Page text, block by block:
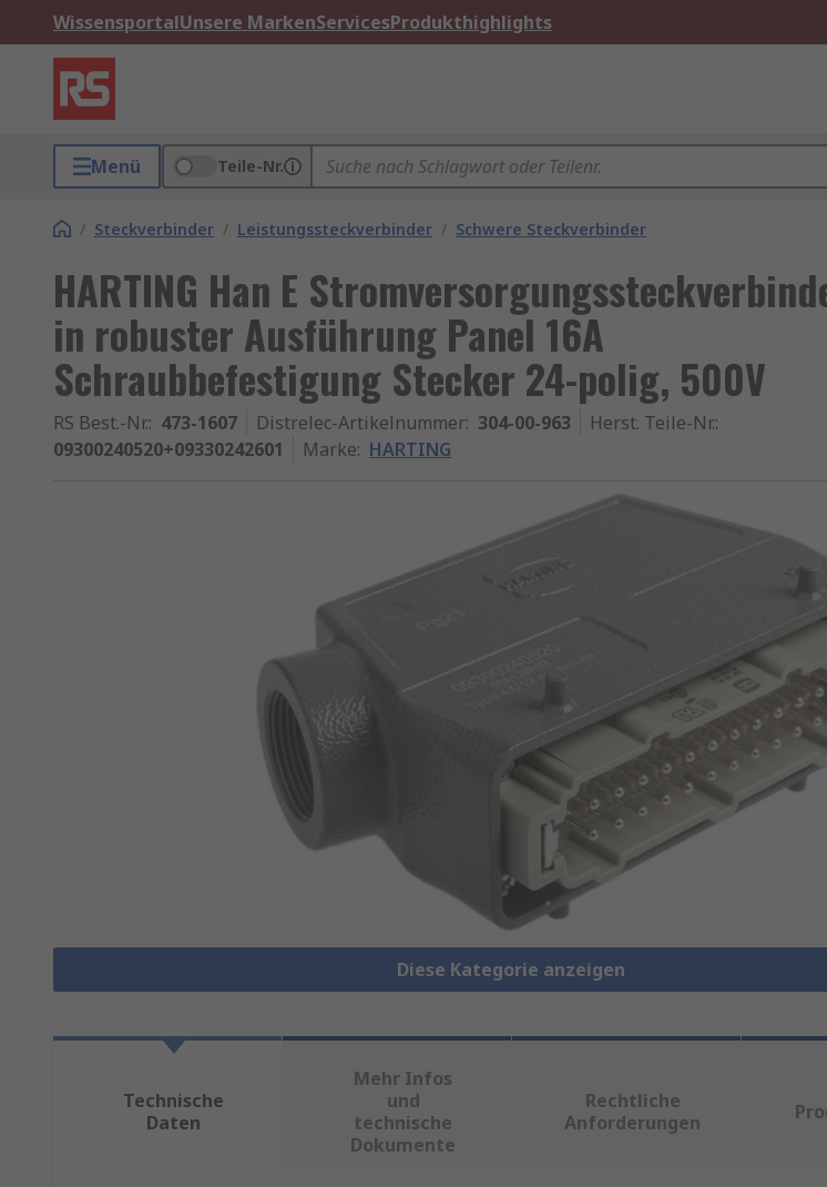
WissensportalUnsere MarkenServicesProdukthighlights
Menü Teile-Nr.
/ Steckverbinder / Leistungssteckverbinder / Schwere Steckverbinder
HARTING Han E
in robuster Ausführung Panel 16A
Schraubbefestigung Stecker 24-polig, 500V
RS Best.-Nr.: 473-1607 Distrelec-Artikelnummer: 304-00-963 Herst. Teile-Nr.:
09300240520+09330242601
Marke: HARTING
Diese Kategorie anzeigen
Technische
Daten
Mehr Infos
und
technische
Dokumente
Rechtliche
Anforderungen